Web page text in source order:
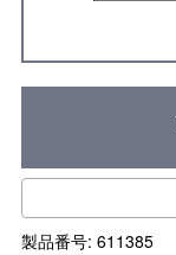
製品番号: 611385